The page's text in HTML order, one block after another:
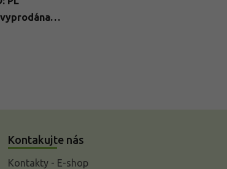
Kontakujte nás
Kontakty - E-shop